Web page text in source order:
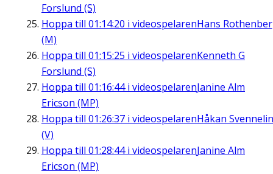
Forslund (S)
Hoppa till 01:14:20 i videospelarenHans
(M)
Hoppa till 01:15:25 i videospelarenKenneth G
Forslund (S)
Hoppa till 01:16:44i videospelarenJanine Alm
Ericson (MP)
Hoppa till 01:26:37 i videospelarenHåkan
(V)
Hoppa till 01:28:44i videospelarenJanine Alm
Ericson (MP)